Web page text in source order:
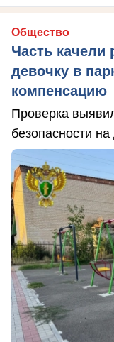
Общество
Часть качели
девочку в
компенсацию
Проверка
безопасности